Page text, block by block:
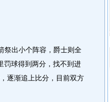
出小个阵容，爵士则全
罚球得到两分，找不到进
逐渐追上比分，目前双方